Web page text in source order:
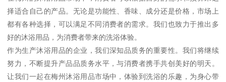
择适合自己的产品。无论是功能性、香味、成分还是价格，市场上
都有各种选择，可以满足不同消费者的需求。我们也致力于推出多
好的沐浴用品，为消费者带来的洗浴体验。
作为生产沐浴用品的企业，我们深知品质务的重要性。我们将继续
努力，不断提升产品品质务水平，与消费者携手共创美好的明天。
让我们一起在梅州沐浴用品市场中，体验到洗浴的乐趣，为身心带